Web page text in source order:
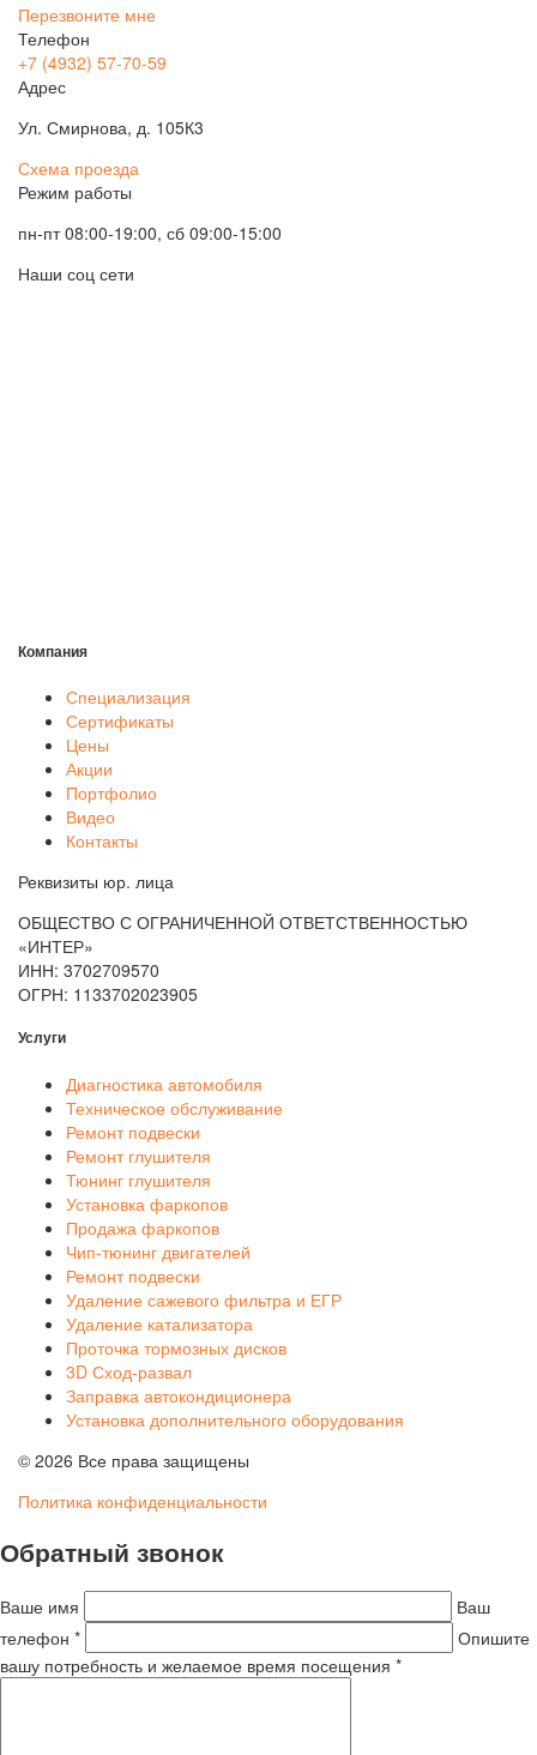
Перезвоните мне
Телефон
+7 (4932) 57-70-59
Адрес
Ул. Смирнова, д. 105К3
Схема проезда
Режим работы
пн-пт 08:00-19:00, сб 09:00-15:00
Наши соц сети
Компания
Специализация
Сертификаты
Цены
Акции
Портфолио
Видео
Контакты
Реквизиты юр. лица
ОБЩЕСТВО С ОГРАНИЧЕННОЙ ОТВЕТСТВЕННОСТЬЮ
«ИНТЕР»
ИНН: 3702709570
ОГРН: 1133702023905
Услуги
Диагностика автомобиля
Техническое обслуживание
Ремонт подвески
Ремонт глушителя
Тюнинг глушителя
Установка фаркопов
Продажа фаркопов
Чип-тюнинг двигателей
Ремонт подвески
Удаление сажевого фильтра и ЕГР
Удаление катализатора
Проточка тормозных дисков
3D Сход-развал
Заправка автокондиционера
Установка дополнительного оборудования
© 2026 Все права защищены
Политика конфиденциальности
Обратный звонок
Ваше имя
Ваш
телефон *
Опишите
вашу потребность и желаемое время посещения *